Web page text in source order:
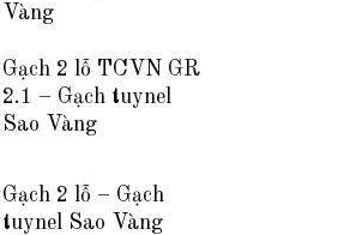
Vàng
Gạch 2 lỗ TCVN GR
2.1 – Gạch tuynel
Sao Vàng
Gạch 2 lỗ – Gạch
tuynel Sao Vàng